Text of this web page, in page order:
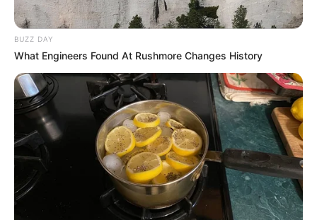
BUZZ DAY
What Engineers Found At Rushmore Changes History